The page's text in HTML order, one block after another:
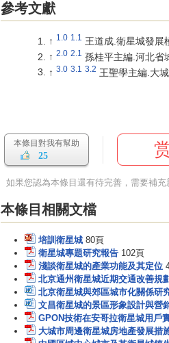
參考文獻
↑ 1.0 1.1
王道成.衛星城發展
↑ 2.0 2.1
孫桂平主編.河北省
↑ 3.0 3.1 3.2 王聖學主編.大
本條目對我有幫助
25
如果您認為本條目還有待完善，需要補
本條目相關文檔
培訓衛星城 80頁
衛星城專題研究報告 102頁
淺談衛星城的產業功能及其定位
北京通州衛星城近期交通改善規
北京衛星城與郊區城市化關係研
文昌衛星城的景區形象設計與營
GPON技術在安哥拉衛星城用戶
大城市周邊衛星城房地產發展措